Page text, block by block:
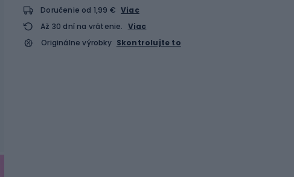
Doručenie od 1,99 € Viac
Až 30 dní na vrátenie. Viac
Originálne výrobky Skontrolujte to